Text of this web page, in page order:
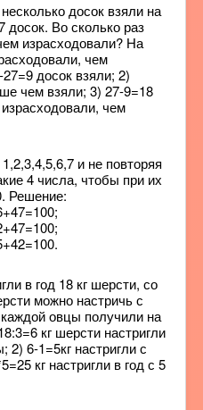
досок взяли на
досок. Во сколько раз
израсходовали? На
чем
досок взяли; 2)
чем взяли; 3) 27-9=18
чем
и не повторяя
4 числа, чтобы при их
Решение:
в год 18 кг шерсти, со
можно настричь с
овцы получили на
кг шерсти настригли
2) 6-1=5кг настригли с
кг настригли в год с 5